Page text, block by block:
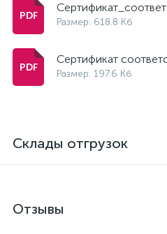
Размер: 618.8 Кб
Сертификат
Размер: 197.6 Кб
Склады отгрузок
Отзывы